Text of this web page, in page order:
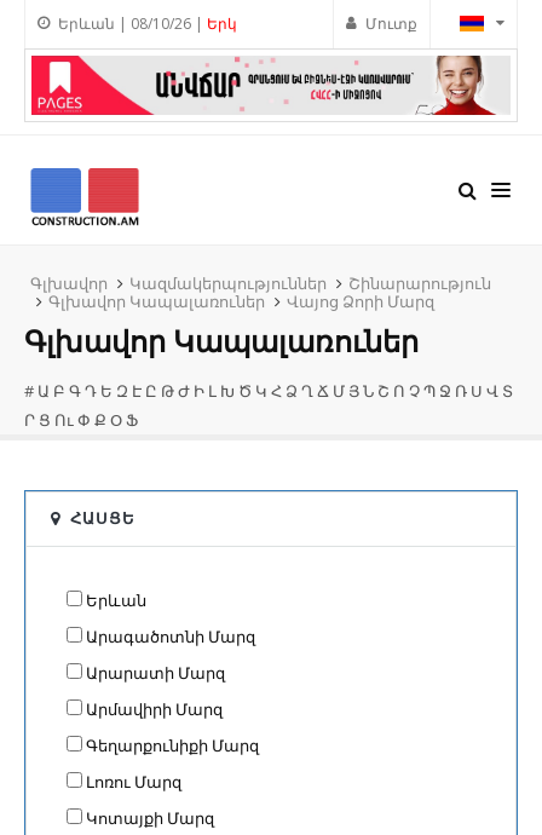
Մուտք
Երևան | 08/10/26 | Երկ
Գլխավոր Կազմակերպություններ
Շինարարություն
Գլխավոր Կապալառուներ
Վայոց Ձորի Մարզ
Գլխավոր Կապալառուներ
# Ա Բ ԳԴ Ե Զ Է Ը ԹԺ Ի Լ Խ Ծ Կ Հ Ձ ՂՃ Մ ՅՆ Շ Ո ՉՊ Ջ Ռ Ս Վ Տ
Ր Ց ՈւՓ Ք ՕՖ
ՀԱՍՑԵ
Երևան
Արագածոտնի Մարզ
Արարատի Մարզ
Արմավիրի Մարզ
Գեղարքունիքի Մարզ
Լոռու Մարզ
Կոտայքի Մարզ